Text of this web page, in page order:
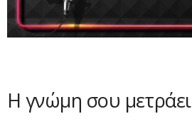
Η γνώμη σου μετράει